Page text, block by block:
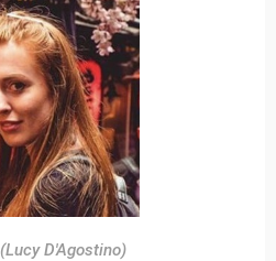
(Lucy D'Agostino)